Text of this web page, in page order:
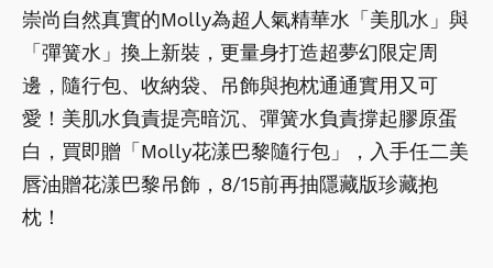
崇尚自然真實的Molly為超人氣精華水「美肌水」與
「彈簧水」換上新裝，更量身打造超夢幻限定周
邊，隨行包、收納袋、吊飾與抱枕通通實用又可
愛！美肌水負責提亮暗沉、彈簧水負責撐起膠原蛋
白，買即贈「Molly花漾巴黎隨行包」，入手任二美
唇油贈花漾巴黎吊飾，8/15前再抽隱藏版珍藏抱
枕！